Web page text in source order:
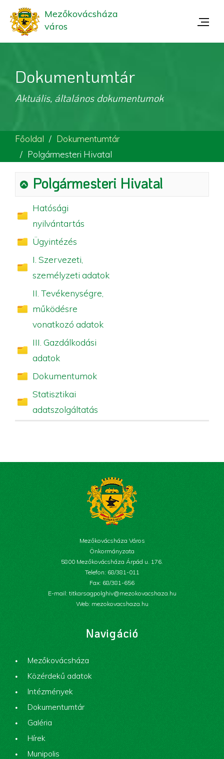
Mezőkovácsháza
város
Dokumentumtár
Aktuális, általános dokumentumok
Főoldal
Dokumentumtár
Polgármesteri Hivatal
Polgármesteri Hivatal
Hatósági
nyilvántartás
Ügyintézés
I. Szervezeti,
személyzeti adatok
II. Tevékenységre,
működésre
vonatkozó adatok
III. Gazdálkodási
adatok
Dokumentumok
Statisztikai
adatszolgáltatás
Mezőkovácsháza Város
Önkormányzata
5800 Mezőkovácsháza Árpád u. 176.
Telefon: 68/381-011
Fax: 68/381-656
E-mail: titkarsagpolghiv@mezokovacshaza.hu
Web: mezokovacshaza.hu
Navigáció
Mezőkovácsháza
Közérdekű adatok
Intézmények
Dokumentumtár
Galéria
Hírek
Munipolis